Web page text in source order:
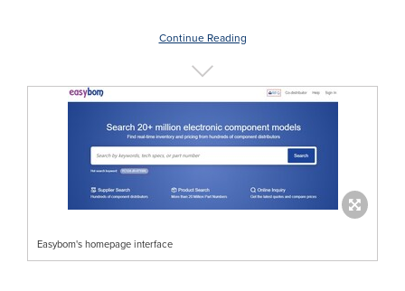
Continue Reading
Easybom's homepage interface